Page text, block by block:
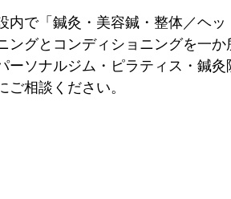
内で「鍼灸・美容鍼・整体／ヘ
ングとコンディショニングを一
ーソナルジム・ピラティス・鍼
ご相談ください。